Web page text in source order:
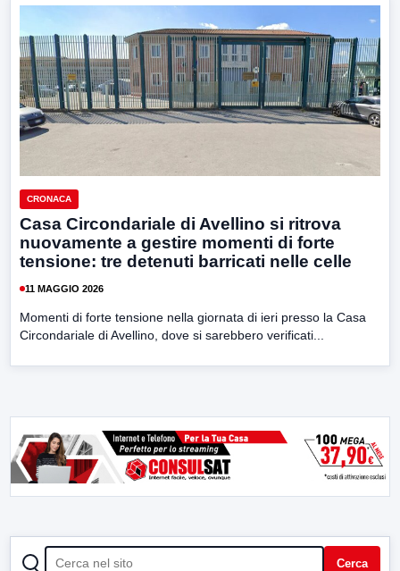
CRONACA
Casa Circondariale di Avellino si ritrova
nuovamente a gestire momenti di forte
tensione: tre detenuti barricati nelle celle
11 MAGGIO 2026
Momenti di forte tensione nella giornata di ieri presso la Casa
Circondariale di Avellino, dove si sarebbero verificati...
CERCA Cerca